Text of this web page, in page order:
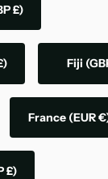
£)
Fiji
France (EUR
£)